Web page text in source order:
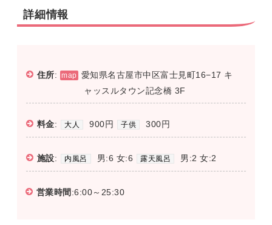
詳細情報
住所: map
愛知県名古屋市中区富士見町16−17 キ
ャッスルタウン記念橋 3F
料金: 大人 900円 子供 300円
施設: 内風呂 男:6 女:6 露天風呂 男:2 女:2
営業時間 :6:00～25:30